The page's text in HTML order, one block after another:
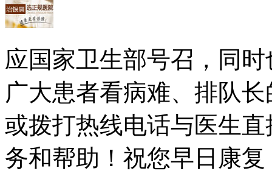
应国家卫生部号召，同
广大患者看病难、排队
或拨打热线电话与医生
务和帮助！祝您早日康